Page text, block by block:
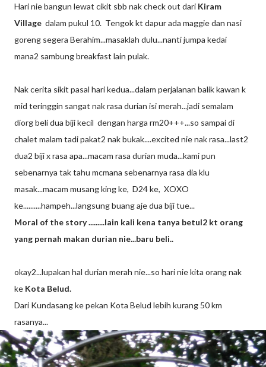
Hari nie bangun lewat cikit sbb nak check out dari Kiram
Village dalam pukul 10. Tengok kt dapur ada maggie dan nasi
goreng segera Berahim...masaklah dulu...nanti jumpa kedai
mana2 sambung breakfast lain pulak.
Nak cerita sikit pasal hari kedua...dalam perjalanan balik kawan k
mid teringgin sangat nak rasa durian isi merah...jadi semalam
diorg beli dua biji kecil dengan harga rm20+++...so sampai di
chalet malam tadi pakat2 nak bukak....excited nie nak rasa...last2
dua2 biji x rasa apa...macam rasa durian muda...kami pun
sebenarnya tak tahu mcmana sebenarnya rasa dia klu
masak...macam musang king ke, D24 ke, XOXO
ke..........hampeh...langsung buang aje dua biji tue...
Moral of the story .........lain kali kena tanya betul2 kt orang
yang pernah makan durian nie...baru beli..
okay2...lupakan hal durian merah nie...so hari nie kita orang nak
ke Kota Belud.
Dari Kundasang ke pekan Kota Belud lebih kurang 50 km
rasanya...